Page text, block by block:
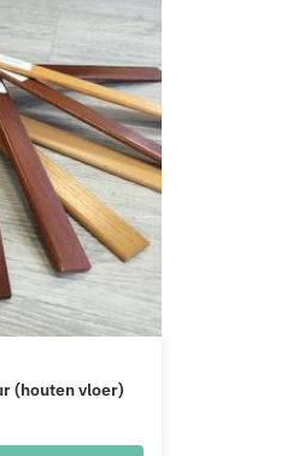
(houten vloer)